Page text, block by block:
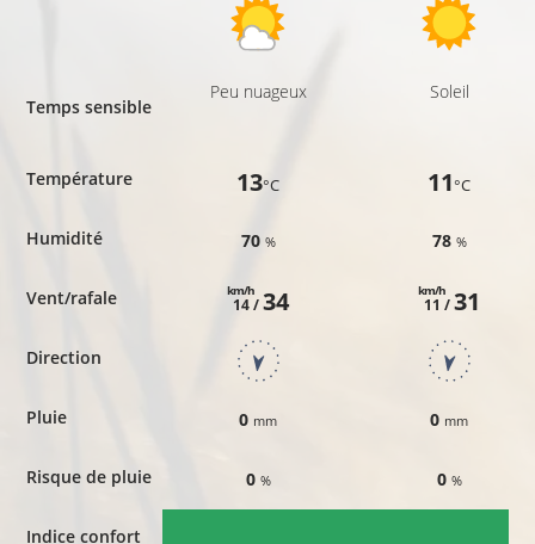
Temps sensible
Température
Humidité
Vent/rafale
Direction
Pluie
Risque de pluie
Indice confort
Peu nuageux
13°C
70 %
14 /
km/h 34
0 mm
0 %
Soleil
11°C
78 %
11 /
km/h 31
0 mm
0 %